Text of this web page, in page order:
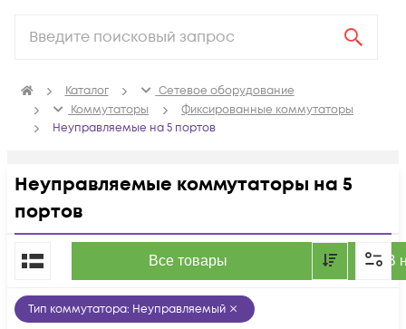
Каталог
Сетевое оборудование
Коммутаторы
Фиксированные коммутаторы
Неуправляемые на 5 портов
Неуправляемые коммутаторы на 5
портов
Все товары В
По популярности
Тип коммутатора: Неуправляемый